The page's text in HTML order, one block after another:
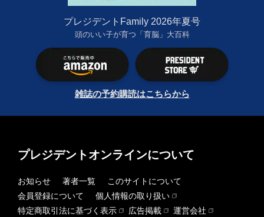
プレジデントFamily 2026年夏号
頭のいい子が育つ「育脳」大百科
雑誌の予約購読はこちらから
プレジデントオンラインについて
お知らせ 著者一覧
このサイトについて
会員登録について
個人情報の取り扱い
特定商取引法に基づく表示
広告掲載
運営会社